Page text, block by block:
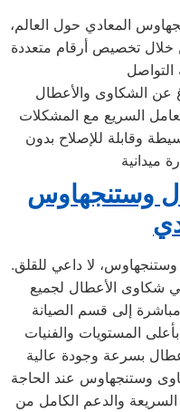
المعادي حول العالم،
خلال تخصيص أرقام متعددة
السريع مع المشكلات
وقابلة للإصلاح بدون
وستنجهاوس
لا داعي للقلق.
شكاوى الأعطال لجميع
إلى قسم الصيانة
المستويات والفنيات
وستنجهاوس عند الحاجة
والدعم الكامل من